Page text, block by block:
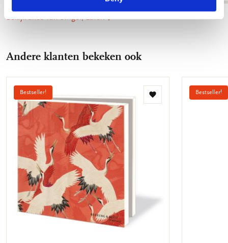
Bekijk alles van Singer, Laren
Andere klanten bekeken ook
Bestseller!
Toevoegen
Bestseller!